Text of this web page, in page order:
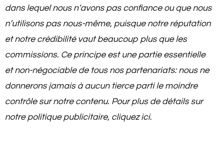
dans lequel nous n’avons pas confiance ou que nous
n’utilisons pas nous-même, puisque notre réputation
et notre crédibilité vaut beaucoup plus que les
commissions. Ce principe est une partie essentielle
et non-négociable de tous nos partenariats: nous ne
donnerons jamais à aucun tierce parti le moindre
contrôle sur notre contenu. Pour plus de détails sur
notre politique publicitaire, cliquez ici.